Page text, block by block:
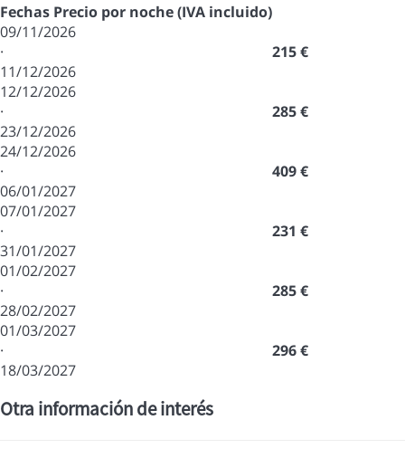
Fechas Precio por noche (IVA incluido)
09/11/2026
·
11/12/2026
215 €
12/12/2026
·
23/12/2026
285 €
24/12/2026
·
06/01/2027
409 €
07/01/2027
·
31/01/2027
231 €
01/02/2027
·
28/02/2027
285 €
01/03/2027
·
18/03/2027
296 €
Otra información de interés